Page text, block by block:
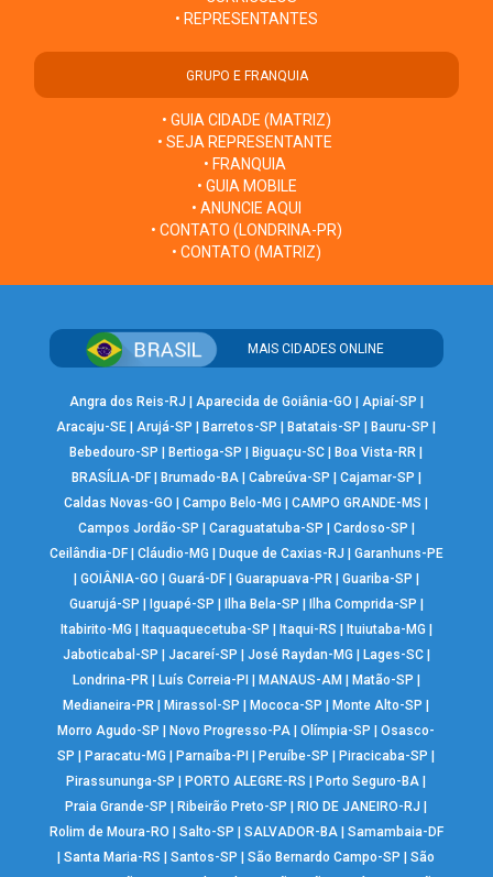
• REPRESENTANTES
GRUPO E FRANQUIA
• GUIA CIDADE (MATRIZ)
• SEJA REPRESENTANTE
• FRANQUIA
• GUIA MOBILE
• ANUNCIE AQUI
• CONTATO (LONDRINA-PR)
• CONTATO (MATRIZ)
MAIS CIDADES ONLINE
Angra dos Reis-RJ Aparecida de Goiânia-GO Apiaí-SP
Aracaju-SE |Arujá-SP Barretos-SP Batatais-SP Bauru-SP
Bebedouro-SP
Bertioga-SP Biguaçu-SC Boa Vista-RR
BRASÍLIA-DF| Brumado-BA| Cabreúva-SP Cajamar-SP
Caldas Novas-GO
|Campo Belo-MG |CAMPO GRANDE-MS
Campos Jordão-SP
Caraguatatuba-SP Cardoso-SP
Ceilândia-DF| Cláudio-MG Duque de Caxias-RJ
Garanhuns-PE
GOIÂNIA-GO Guará-DF| Guarapuava-PR| Guariba-SP
Guarujá-SP
Iguapé-SP Ilha Bela-SP Ilha Comprida-SP
Itabirito-MG
Itaquaquecetuba-SP Itaqui-RS Ituiutaba-MG
Jaboticabal-SP
Jacareí-SP José Raydan-MG Lages-SC|
Londrina-PR| Luís Correia-PI MANAUS-AM Matão-SP
Medianeira-PR
Mirassol-SP Mococa-SP Monte Alto-SP
Morro Agudo-SP
Novo Progresso-PA |Olímpia-SP |Osasco-
SP
Paracatu-MG Parnaíba-PI Peruíbe-SP Piracicaba-SP
Pirassununga-SP
PORTO ALEGRE-RS Porto Seguro-BA
Praia Grande-SP
Ribeirão Preto-SP RIO DE JANEIRO-RJ
Rolim de Moura-RO
Salto-SP SALVADOR-BA| Samambaia-DF
|Santa Maria-RS |Santos-SP |São Bernardo Campo-SP |São